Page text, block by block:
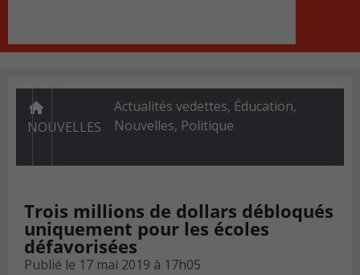
NOUVELLES
Actualités vedettes, Éducation,
Nouvelles, Politique
Trois millions de dollars débloqués
uniquement pour les écoles
défavorisées
Publié le 17 mai 2019 à 17h05